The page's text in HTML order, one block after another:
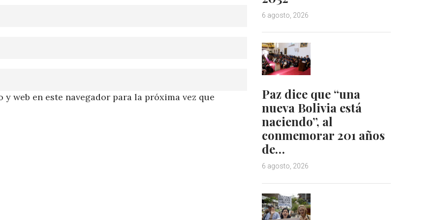
web en este navegador para la próxima vez que
6 agosto, 2026
Paz dice que “una
nueva Bolivia está
naciendo”, al
conmemorar 201 años
de…
6 agosto, 2026